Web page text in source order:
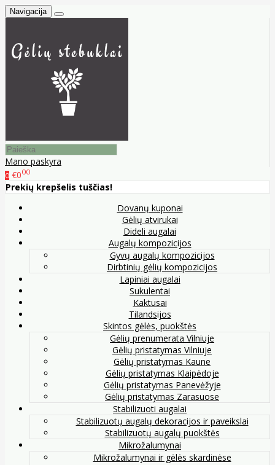
Navigacija
Mano paskyra
0 €000
Prekių krepšelis tuščias!
Dovanų kuponai
Gėlių atvirukai
Dideli augalai
Augalų kompozicijos
Gyvų augalų kompozicijos
Dirbtinių gėlių kompozicijos
Lapiniai augalai
Sukulentai
Kaktusai
Tilandsijos
Skintos gėlės, puokštės
Gėlių prenumerata Vilniuje
Gėlių pristatymas Vilniuje
Gėlių pristatymas Kaune
Gėlių pristatymas Klaipėdoje
Gėlių pristatymas Panevėžyje
Gėlių pristatymas Zarasuose
Stabilizuoti augalai
Stabilizuotų augalų dekoracijos ir paveikslai
Stabilizuotų augalų puokštės
Mikrožalumynai
Mikrožalumynai ir gėlės skardinėse